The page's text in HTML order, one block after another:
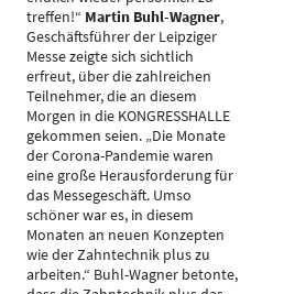
treffen!“ Martin Buhl-Wagner,
Geschäftsführer der Leipziger
Messe zeigte sich sichtlich
erfreut, über die zahlreichen
Teilnehmer, die an diesem
Morgen in die KONGRESSHALLE
gekommen seien. „Die Monate
der Corona-Pandemie waren
eine große Herausforderung für
das Messegeschäft. Umso
schöner war es, in diesem
Monaten an neuen Konzepten
wie der Zahntechnik plus zu
arbeiten.“ Buhl-Wagner betonte,